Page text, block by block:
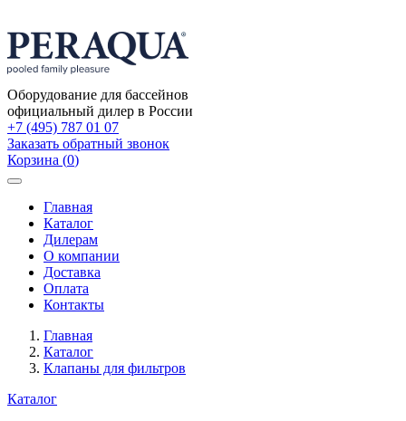
Оборудование для бассейнов
официальный дилер в России
+7 (495) 787 01 07
Заказать обратный звонок
Корзина (0)
Toggle
navigationГлавная
Каталог
Дилерам
О компании
Доставка
Оплата
Контакты
Главная
Каталог
Клапаны для фильтров
Каталог